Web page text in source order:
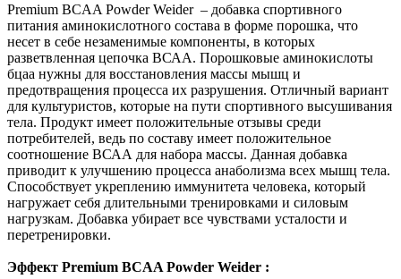
Premium BCAA Powder Weider – добавка спортивного
питания аминокислотного состава в форме порошка, что
несет в себе незаменимые компоненты, в которых
разветвленная цепочка ВСАА. Порошковые аминокислоты
бцаа нужны для восстановления массы мышц и
предотвращения процесса их разрушения. Отличный вариант
для культуристов, которые на пути спортивного высушивания
тела. Продукт имеет положительные отзывы среди
потребителей, ведь по составу имеет положительное
соотношение ВСАА для набора массы. Данная добавка
приводит к улучшению процесса анаболизма всех мышц тела.
Способствует укреплению иммунитета человека, который
нагружает себя длительными тренировками и силовым
нагрузкам. Добавка убирает все чувствами усталости и
перетренировки.
Эффект Premium BCAA Powder Weider :